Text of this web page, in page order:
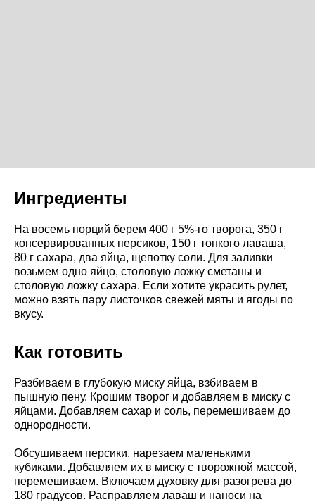
Ингредиенты
На восемь порций берем 400 г 5%-го творога, 350 г
консервированных персиков, 150 г тонкого лаваша,
80 г сахара, два яйца, щепотку соли. Для заливки
возьмем одно яйцо, столовую ложку сметаны и
столовую ложку сахара. Если хотите украсить рулет,
можно взять пару листочков свежей мяты и ягоды по
вкусу.
Как готовить
Разбиваем в глубокую миску яйца, взбиваем в
пышную пену. Крошим творог и добавляем в миску с
яйцами. Добавляем сахар и соль, перемешиваем до
однородности.
Обсушиваем персики, нарезаем маленькими
кубиками. Добавляем их в миску с творожной массой,
перемешиваем. Включаем духовку для разогрева до
180 градусов. Расправляем лаваш и наноси на